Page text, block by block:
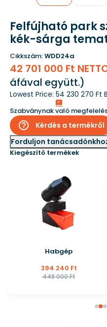
Felfújható park
kék-sárga
Cikkszám:WDD24a
42 701 000 Ft
áfával együtt.)
Lowest Price: 54 230 270 Ft
Szabványnak való
help_outline
Kérdés a termékről
Forduljon
Kiegészítő termékek
Habgép
394 240 Ft
448 000 Ft